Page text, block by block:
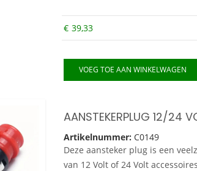
€ 39,33
VOEG TOE AAN WINKELWAGEN
AANSTEKERPLUG 12/24
Artikelnummer: C0149
Deze aansteker plug is een
van 12 Volt of 24 Volt